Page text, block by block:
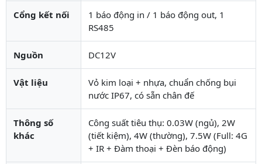
Cổng kết nối
1 báo động in / 1 báo động out, 1
RS485
Nguồn DC12V
Vật liệu
Vỏ kim loại + nhựa, chuẩn chống bụi
nước IP67, có sẵn chân đế
Thông số
khác
Công suất tiêu thụ: 0.03W (ngủ), 2W
(tiết kiệm), 4W (thường), 7.5W (Full: 4G
+ IR + Đàm thoại + Đèn báo động)